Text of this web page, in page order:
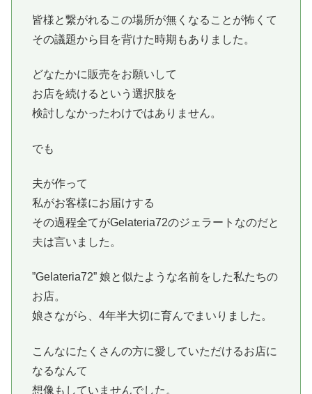
皆様と繋がれるこの場所が無くなることが怖くて
その議題から目を背けた時期もありました。
どなたかに販売をお願いして
お店を続けるという選択肢を
検討しなかったわけではありません。
でも
夫が作って
私がお客様にお届けする
その過程全てがGelateria72のジェラートなのだと
夫は言いました。
”Gelateria72” 娘と似たような名前をした私たちの
お店。
娘さながら、4年半大切に育んでまいりました。
こんなにたくさんの方に愛していただけるお店に
なるなんて
想像もしていませんでした。